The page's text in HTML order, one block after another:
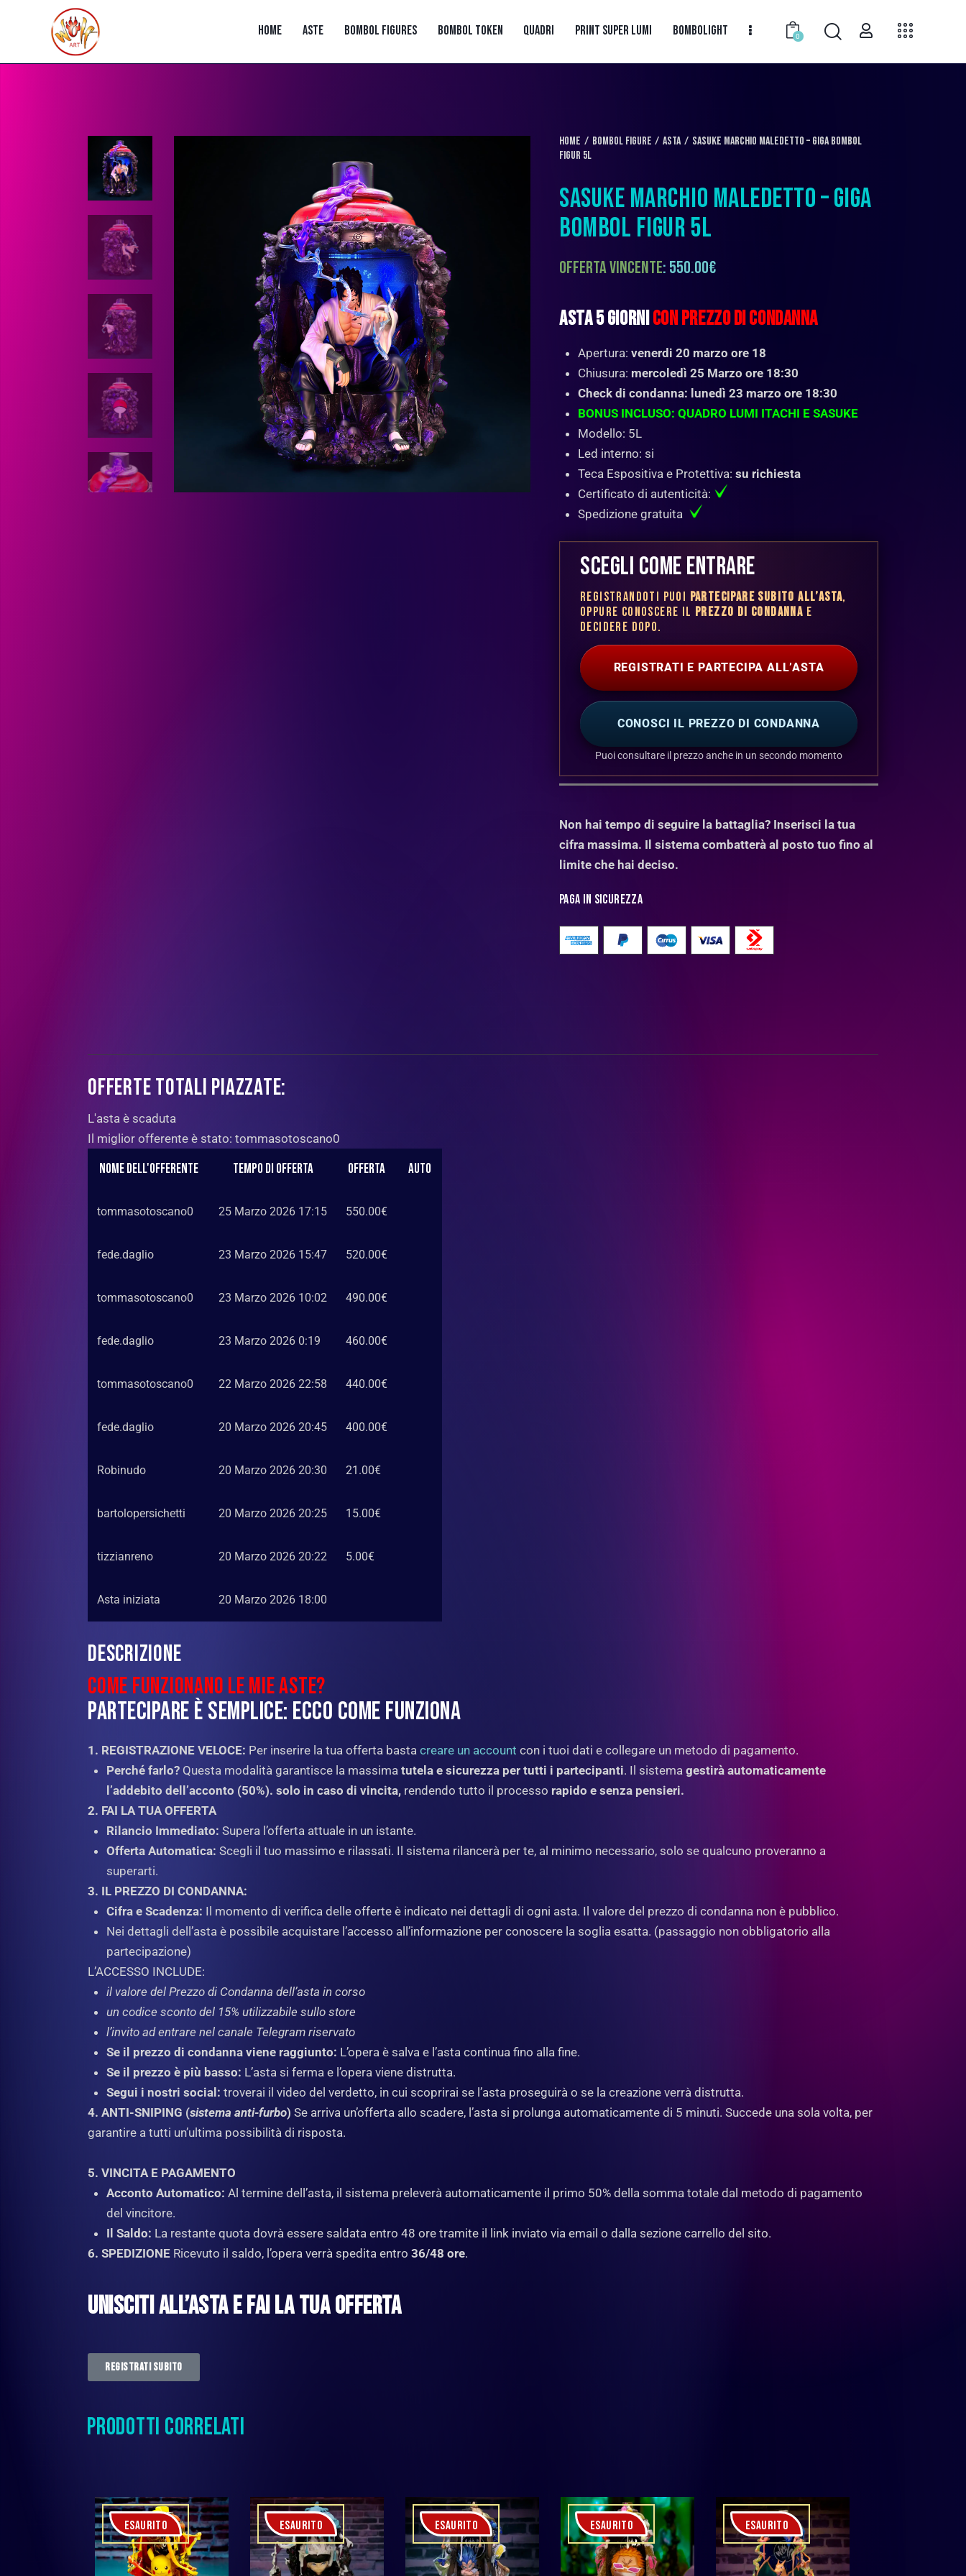
HOME ASTE BOMBOL FIGURES BOMBOL TOKEN QUADRI PRINT SUPER LUMI BOMBOLIGHT 0
Home BOMBOL FIGURE Asta
Sasuke Marchio Maledetto – Giga Bombol
Figur 5L
SASUKE MARCHIO MALEDETTO – GIGA
BOMBOL FIGUR 5L
Offerta vincente: 550.00€
ASTA 5 GIORNICON PREZZO DI CONDANNA
Apertura: venerdi 20 marzo ore 18
Chiusura: mercoledì 25 Marzo ore 18:30
Check di condanna: lunedì 23 marzo ore 18:30
BONUS INCLUSO: QUADRO LUMI ITACHI E SASUKE
Modello: 5L
Led interno: si
Teca Espositiva e Protettiva: su richiesta
Certificato di autenticità:
Spedizione gratuita
SCEGLI COME ENTRARE
REGISTRANDOTI PUOI PARTECIPARE SUBITO ALL’ASTA,
OPPURE CONOSCERE IL PREZZO DI CONDANNA E
DECIDERE DOPO.
REGISTRATI E PARTECIPA ALL’ASTA
CONOSCI IL PREZZO DI CONDANNA
Puoi consultare il prezzo anche in un secondo momento
Non hai tempo di seguire la battaglia? Inserisci la tua
cifra massima. Il sistema combatterà al posto tuo fino al
limite che hai deciso.
Paga in sicurezza
DESCRIZIONE
COME FUNZIONANO LE MIE ASTE?
PARTECIPARE È SEMPLICE: ECCO COME FUNZIONA
1. REGISTRAZIONE VELOCE: Per inserire la tua offerta basta creare un account con i tuoi dati e collegare un metodo di pagamento.
Perché farlo?Questa modalità garantisce la massima tutela e sicurezza per tutti i partecipanti. Il sistema gestirà automaticamente
l’addebito dell’acconto (50%). solo in caso di vincita,rendendo tutto il processo rapido e senza pensieri.
2. FAI LA TUA OFFERTA
Rilancio Immediato: Supera l’offerta attuale in un istante.
Offerta Automatica: Scegli il tuo massimo e rilassati. Il sistema rilancerà per te, al minimo necessario, solo se qualcuno proveranno a
superarti.
3. IL PREZZO DI CONDANNA:
Cifra e Scadenza: Il momento di verifica delle offerte è indicato nei dettagli di ogni asta. Il valore del prezzo di condanna non è pubblico.
Nei dettagli dell’asta è possibile acquistare l’accesso all’informazione per conoscere la soglia esatta. (passaggio non obbligatorio alla
partecipazione)
L’ACCESSO INCLUDE:
il valore del Prezzo di Condanna dell’asta in corso
un codice sconto del 15% utilizzabile sullo store
l’invito ad entrare nel canale Telegram riservato
Se il prezzo di condanna viene raggiunto: L’opera è salva e l’asta continua fino alla fine.
Se il prezzo è più basso: L’asta si ferma e l’opera viene distrutta.
Segui i nostri social: troverai il video del verdetto, in cui scoprirai se l’asta proseguirà o se la creazione verrà distrutta.
4. ANTI-SNIPING (sistema anti-furbo) Se arriva un’offerta allo scadere, l’asta si prolunga automaticamente di 5 minuti. Succede una sola volta, per
garantire a tutti un’ultima possibilità di risposta.
5. VINCITA E PAGAMENTO
Acconto Automatico: Al termine dell’asta, il sistema preleverà automaticamente il primo 50% della somma totale dal metodo di pagamento
del vincitore.
Il Saldo: La restante quota dovrà essere saldata entro 48 ore tramite il link inviato via email o dalla sezione carrello del sito.
6. SPEDIZIONE Ricevuto il saldo, l’opera verrà spedita entro 36/48 ore.
UNISCITI ALL’ASTA E FAI LA TUA OFFERTA
REGISTRATI SUBITO
OFFERTE TOTALI PIAZZATE:
L'asta è scaduta
Il miglior offerente è stato: tommasotoscano0
Nome dell'offerente Tempo di offerta Offerta Auto
tommasotoscano0 25 Marzo 2026 17:15 550.00€
fede.daglio 23 Marzo 2026 15:47 520.00€
tommasotoscano0 23 Marzo 2026 10:02 490.00€
fede.daglio 23 Marzo 2026 0:19 460.00€
tommasotoscano0 22 Marzo 2026 22:58 440.00€
fede.daglio 20 Marzo 2026 20:45 400.00€
Robinudo 20 Marzo 2026 20:30 21.00€
bartolopersichetti 20 Marzo 2026 20:25 15.00€
tizzianreno 20 Marzo 2026 20:22 5.00€
Asta iniziata 20 Marzo 2026 18:00
PRODOTTI CORRELATI
ESAURITO ESAURITO ESAURITO ESAURITO ESAURITO